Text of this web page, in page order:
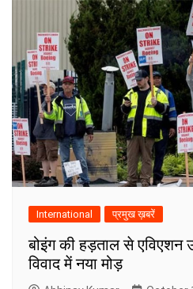
International प्रमुख ख़बरें
बोइंग की हड़ताल से एविएशन
विवाद में नया मोड़